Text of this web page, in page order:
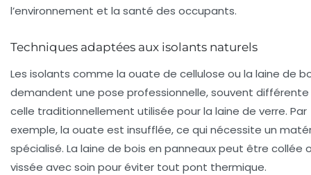
l’environnement et la santé des occupants.
Techniques adaptées aux isolants naturels
Les isolants comme la ouate de cellulose ou la laine de
demandent une pose professionnelle, souvent
celle traditionnellement utilisée pour la laine de verre. Par
exemple, la ouate est insufflée, ce qui nécessite un
spécialisé. La laine de bois en panneaux peut être collée
vissée avec soin pour éviter tout pont thermique.